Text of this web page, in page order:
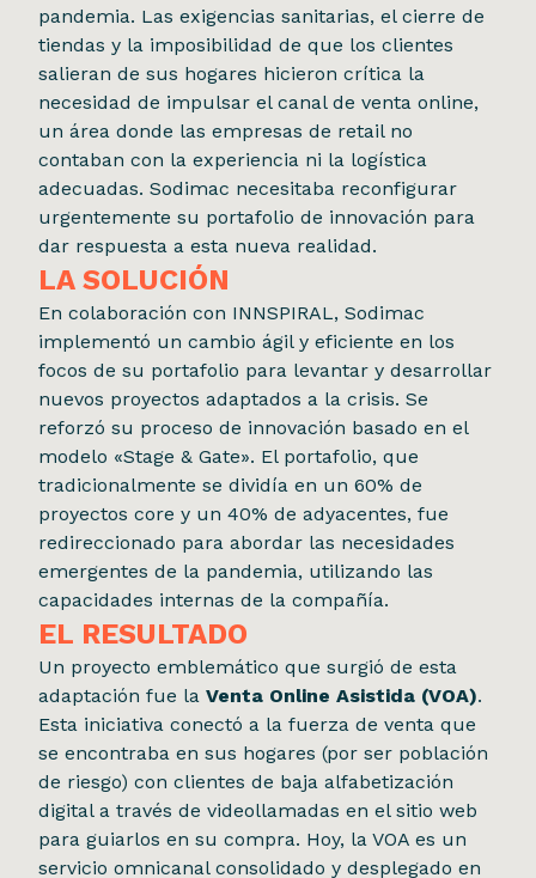
pandemia. Las exigencias sanitarias, el cierre de
tiendas y la imposibilidad de que los clientes
salieran de sus hogares hicieron crítica la
necesidad de impulsar el canal de venta online,
un área donde las empresas de retail no
contaban con la experiencia ni la logística
adecuadas. Sodimac necesitaba reconfigurar
urgentemente su portafolio de innovación para
dar respuesta a esta nueva realidad.
LA SOLUCIÓN
En colaboración con INNSPIRAL, Sodimac
implementó un cambio ágil y eficiente en los
focos de su portafolio para levantar y desarrollar
nuevos proyectos adaptados a la crisis. Se
reforzó su proceso de innovación basado en el
modelo «Stage & Gate». El portafolio, que
tradicionalmente se dividía en un 60% de
proyectos core y un 40% de adyacentes, fue
redireccionado para abordar las necesidades
emergentes de la pandemia, utilizando las
capacidades internas de la compañía.
EL RESULTADO
Un proyecto emblemático que surgió de esta
adaptación fue la Venta Online Asistida (VOA).
Esta iniciativa conectó a la fuerza de venta que
se encontraba en sus hogares (por ser población
de riesgo) con clientes de baja alfabetización
digital a través de videollamadas en el sitio web
para guiarlos en su compra. Hoy, la VOA es un
servicio omnicanal consolidado y desplegado en